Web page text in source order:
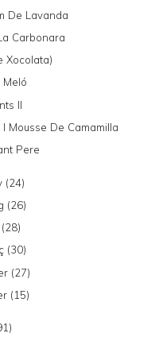
De Lavanda
Carbonara
Xocolata)
Meló
II
Mousse De Camamilla
Pere
(24)
(26)
(28)
(30)
(27)
(15)